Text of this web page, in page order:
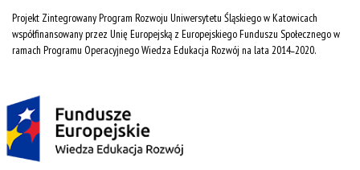
Projekt Zintegrowany Program Rozwoju Uniwersytetu Śląskiego w Katowicach
współfinansowany przez Unię Europejską z Europejskiego Funduszu Społecznego w
ramach Programu Operacyjnego Wiedza Edukacja Rozwój na lata 2014˗2020.